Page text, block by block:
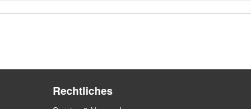
Rechtliches